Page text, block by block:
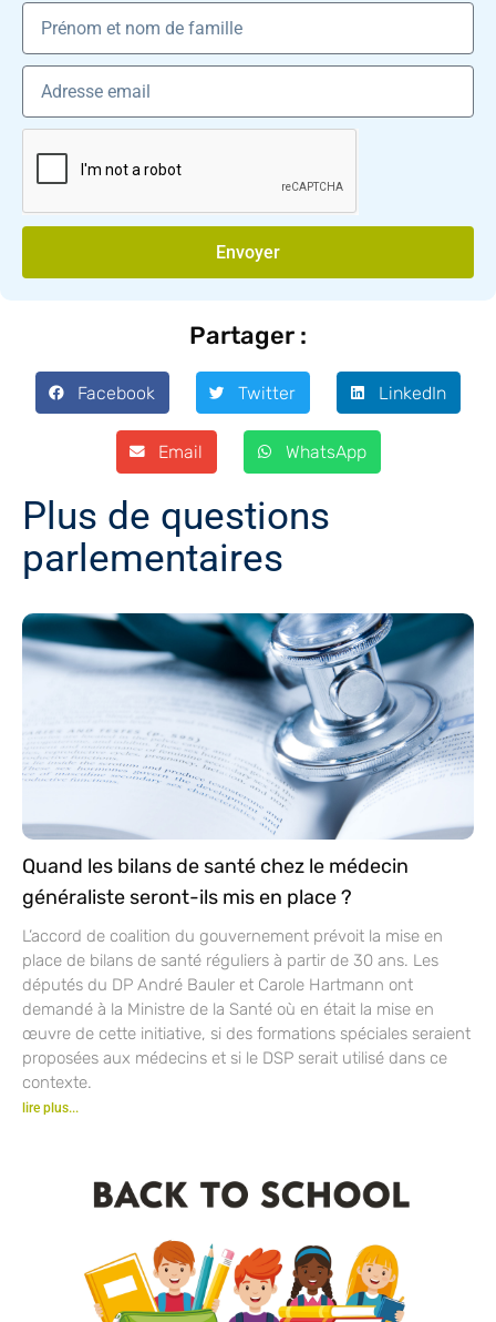
Envoyer
Partager :
Facebook Twitter LinkedIn
Email WhatsApp
Plus de questions
parlementaires
Quand les bilans de santé chez le médecin
généraliste seront-ils mis en place ?
L’accord de coalition du gouvernement prévoit la mise en
place de bilans de santé réguliers à partir de 30 ans. Les
députés du DP André Bauler et Carole Hartmann ont
demandé à la Ministre de la Santé où en était la mise en
œuvre de cette initiative, si des formations spéciales seraient
proposées aux médecins et si le DSP serait utilisé dans ce
contexte.
lire plus...